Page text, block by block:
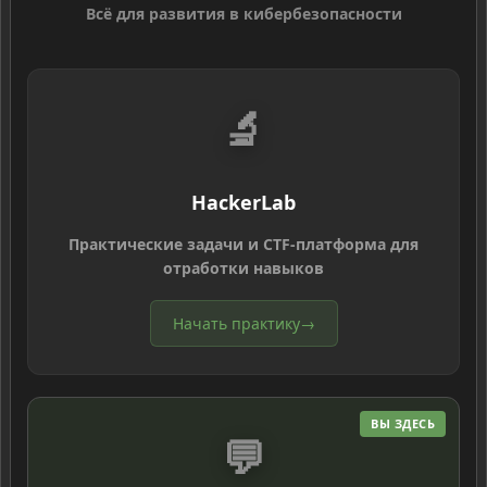
Всё для развития в кибербезопасности
🔬
HackerLab
Практические задачи и CTF-платформа для
отработки навыков
Начать практику→
ВЫ ЗДЕСЬ
💬